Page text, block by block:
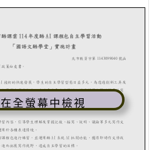
在全螢幕中檢視